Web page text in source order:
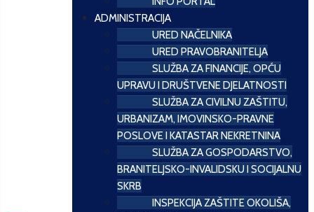
ADMINISTRACIJA
URED NAČELNIKA
URED PRAVOBRANITELJA
SLUŽBA ZA FINANCIJE, OPĆU
UPRAVU I DRUŠTVENE DJELATNOSTI
SLUŽBA ZA CIVILNU ZAŠTITU,
URBANIZAM, IMOVINSKO-PRAVNE
POSLOVE I KATASTAR NEKRETNINA
SLUŽBA ZA GOSPODARSTVO,
BRANITELJSKO-INVALIDSKU I SOCIJALNU
SKRB
INSPEKCIJA ZAŠTITE OKOLIŠA,